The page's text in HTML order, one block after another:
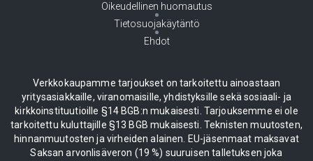
Oikeudellinen huomautus
Tietosuojakäytäntö
Ehdot
Verkkokaupamme tarjoukset on tarkoitettu ainoastaan
yritysasiakkaille, viranomaisille, yhdistyksille sekä sosiaali- ja
kirkkoinstituutioille §14 BGB:n mukaisesti. Tarjouksemme ei ole
tarkoitettu kuluttajille §13 BGB mukaisesti. Teknisten muutosten,
hinnanmuutosten ja virheiden alainen. EU-jäsenmaat maksavat
Saksan arvonlisäveron (19 %) suuruisen talletuksen joka